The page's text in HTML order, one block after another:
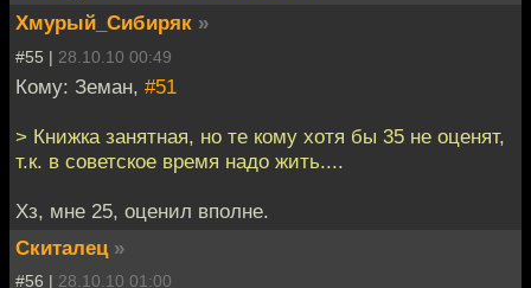
Хмурый_Сибиряк »
#55 | 28.10.10 00:49
Кому: Земан, #51
> Книжка занятная, но те кому хотя бы 35 не оценят,
т.к. в советское время надо жить....
Хз, мне 25, оценил вполне.
Скиталец »
#56 | 28.10.10 01:00